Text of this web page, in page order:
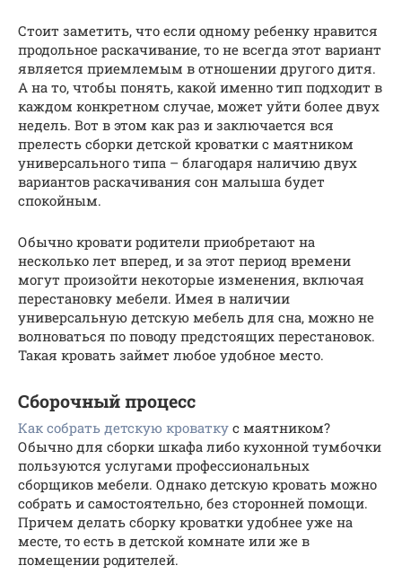
Стоит заметить, что если одному ребенку нравится
продольное раскачивание, то не всегда этот вариант
является приемлемым в отношении другого дитя.
А на то, чтобы понять, какой именно тип подходит в
каждом конкретном случае, может уйти более двух
недель. Вот в этом как раз и заключается вся
прелесть сборки детской кроватки с маятником
универсального типа – благодаря наличию двух
вариантов раскачивания сон малыша будет
спокойным.
Обычно кровати родители приобретают на
несколько лет вперед, и за этот период времени
могут произойти некоторые изменения, включая
перестановку мебели. Имея в наличии
универсальную детскую мебель для сна, можно не
волноваться по поводу предстоящих перестановок.
Такая кровать займет любое удобное место.
Сборочный процесс
Как собрать детскую кроватку с маятником?
Обычно для сборки шкафа либо кухонной тумбочки
пользуются услугами профессиональных
сборщиков мебели. Однако детскую кровать можно
собрать и самостоятельно, без сторонней помощи.
Причем делать сборку кроватки удобнее уже на
месте, то есть в детской комнате или же в
помещении родителей.